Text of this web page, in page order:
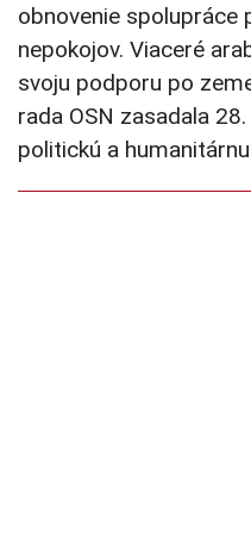
obnovenie spolupráce
nepokojov. Viaceré
svoju podporu po
rada OSN zasadala
politickú a